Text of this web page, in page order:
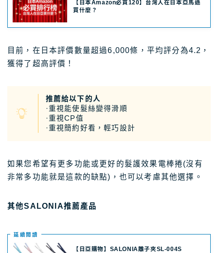
日本租車｜日本高速公路攻略
Stockphoto 付費圖庫，免費圖庫介紹
4大付費素材網站比較
Shutterstock素材網站
photoAC日本素材網站
illustAC日本插圖素材網站
8大日本插圖素材網站
【日本Amazon必買120】台灣人在日本亞馬遜
買什麼？
目前，在日本評價數量超過6,000條，平均評分為4.2，
獲得了超高評價！
推薦給以下的人
·重視能使髮絲變得滑順
·重視CP值
·重視簡約好看，輕巧設計
如果您希望有更多功能或更好的髮護效果電棒捲(沒有
非常多功能就是這款的缺點)，也可以考慮其他選擇。
其他SALONIA推薦產品
延續閲讀
【日亞購物】SALONIA離子夾SL-004S